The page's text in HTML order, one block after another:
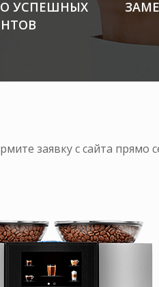
УСПЕШНЫХ
заявку с сайта прямо